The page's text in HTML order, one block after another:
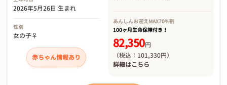
2026年5月26日 生まれ
性別
女の子♀
赤ちゃん情報あり
あんしんお迎えMAX70%割
100ヶ月生命保障付き！
82,350円
（税込：101,330円）
詳細はこちら